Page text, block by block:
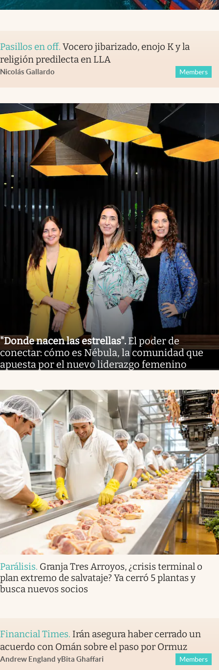
Pasillos en off. Vocero jibarizado, enojo K y la
religión predilecta en LLA
Nicolás Gallardo Members
"Donde nacen las estrellas". El poder de
conectar: cómo es Nébula, la comunidad que
apuesta por el nuevo liderazgo femenino
Parálisis. Granja Tres Arroyos, ¿crisis terminal o
plan extremo de salvataje? Ya cerró 5 plantas y
busca nuevos socios
Financial Times. Irán asegura haber cerrado un
acuerdo con Omán sobre el paso por Ormuz
Andrew England yBita Ghaffari Members